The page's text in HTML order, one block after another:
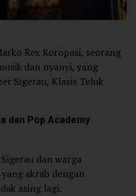
Rex Koropasi, seorang
dan nyanyi, yang
Sigerau, Klasis Teluk
dan Pop Academy
dan warga
akrab dengan
asing lagi.